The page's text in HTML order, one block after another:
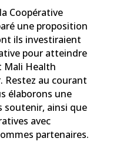
Coopérative
une proposition
ils investiraient
pour atteindre
Mali Health
Restez au courant
élaborons une
soutenir, ainsi que
avec
partenaires.